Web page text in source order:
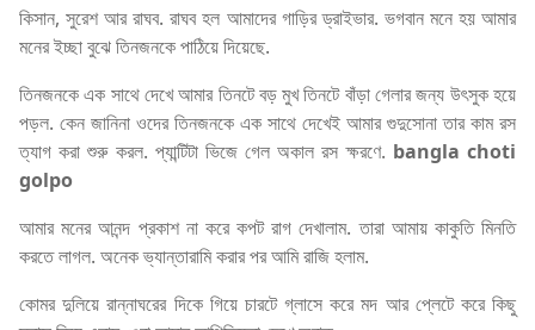
কিসান, সুরেশ আর রাঘব. রাঘব হল আমাদের গাড়ির ড্রাইভার. ভগবান মনে হয় আমার
মনের ইচ্ছা বুঝে তিনজনকে পাঠিয়ে দিয়েছে.
তিনজনকে এক সাথে দেখে আমার তিনটে বড় মুখ তিনটে বাঁড়া গেলার জন্য উৎসুক হয়ে
পড়ল. কেন জানিনা ওদের তিনজনকে এক সাথে দেখেই আমার গুদুসোনা তার কাম রস
ত্যাগ করা শুরু করল. প্যান্টিটা ভিজে গেল অকাল রস ক্ষরণে. bangla choti
golpo
আমার মনের আনন্দ প্রকাশ না করে কপট রাগ দেখালাম. তারা আমায় কাকুতি মিনতি
করতে লাগল. অনেক ভ্যান্তারামি করার পর আমি রাজি হলাম.
কোমর দুলিয়ে রান্নাঘরের দিকে গিয়ে চারটে গ্লাসে করে মদ আর প্লেটে করে কিছু